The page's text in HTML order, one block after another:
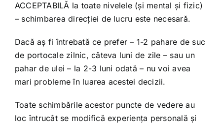
ACCEPTABILĂ la toate nivelele (și mental și fizic)
– schimbarea direcției de lucru este necesară.
Dacă aș fi întrebată ce prefer – 1-2 pahare de suc
de portocale zilnic, câteva luni de zile – sau un
pahar de ulei – la 2-3 luni odată – nu voi avea
mari probleme în luarea acestei decizii.
Toate schimbările acestor puncte de vedere au
loc întrucât se modifică experiența personală și